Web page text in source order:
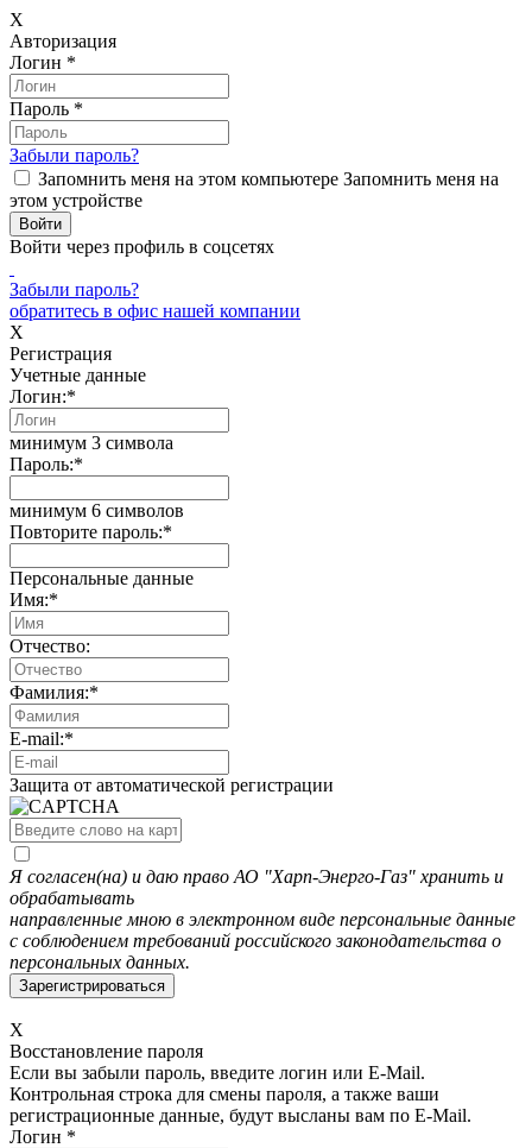
X
Авторизация
Логин *
Пароль *
Забыли пароль?
Запомнить меня на этом компьютере Запомнить меня на
этом устройстве
Войти через профиль в соцсетях
Забыли пароль?
обратитесь в офис нашей компании
X
Регистрация
Учетные данные
Логин:*
минимум 3 символа
Пароль:*
минимум 6 символов
Повторите пароль:*
Персональные данные
Имя:*
Отчество:
Фамилия:*
E-mail:*
Защита от автоматической регистрации
Я согласен(на) и даю право АО "Харп-Энерго-Газ" хранить и
обрабатывать
направленные мною в электронном виде персональные данные
с соблюдением требований российского законодательства о
персональных данных.
X
Восстановление пароля
Если вы забыли пароль, введите логин или E-Mail.
Контрольная строка для смены пароля, а также ваши
регистрационные данные, будут высланы вам по E-Mail.
Логин *